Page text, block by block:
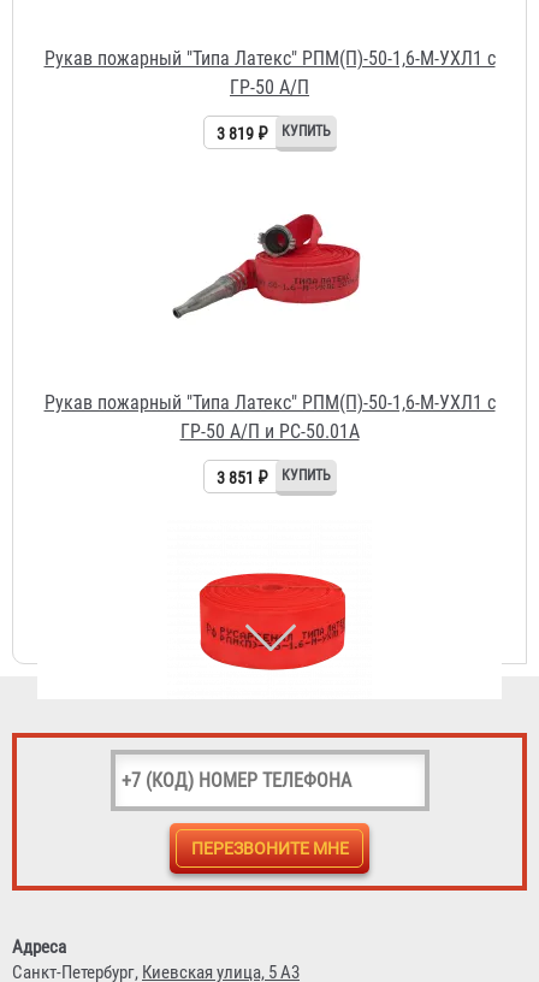
Рукав пожарный "Типа Латекс" РПМ(П)-50-1,6-М-УХЛ1 с
3 851 ₽
Рукав пожарный "Типа Латекс" РПМ(П)-65-1,6-М-УХЛ1
Рукав пожарный "Типа Латекс" РПМ(П)-65-1,6-М-УХЛ1 с
ГР-65 А/П
5 026 ₽
Адреса
Санкт-Петербург, Киевская улица, 5 А3